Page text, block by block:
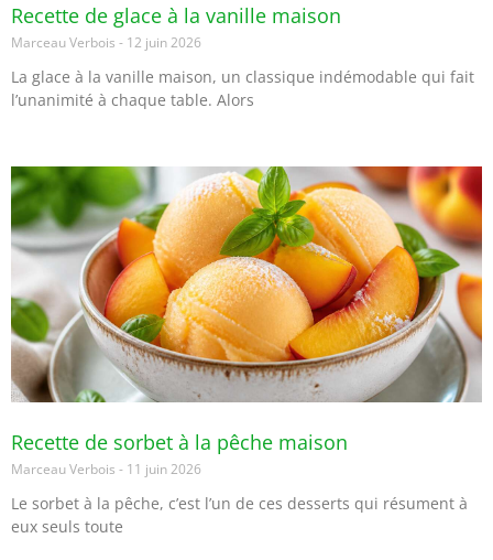
Recette de glace à la vanille maison
Marceau Verbois 12 juin 2026
La glace à la vanille maison, un classique indémodable qui fait
l’unanimité à chaque table. Alors
Recette de sorbet à la pêche maison
Marceau Verbois 11 juin 2026
Le sorbet à la pêche, c’est l’un de ces desserts qui résument à
eux seuls toute